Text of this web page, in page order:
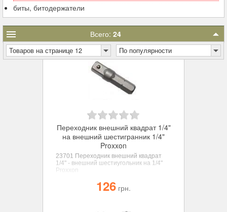
биты, битодержатели
Всего: 24
Товаров на странице 12 По популярности
Переходник внешний квадрат 1/4"
на внешний шестигранник 1/4"
Proxxon
23701 Переходник внешний квадрат
1/4" - внешний шестиугольник на 1/4"
Proxxon
126 грн.